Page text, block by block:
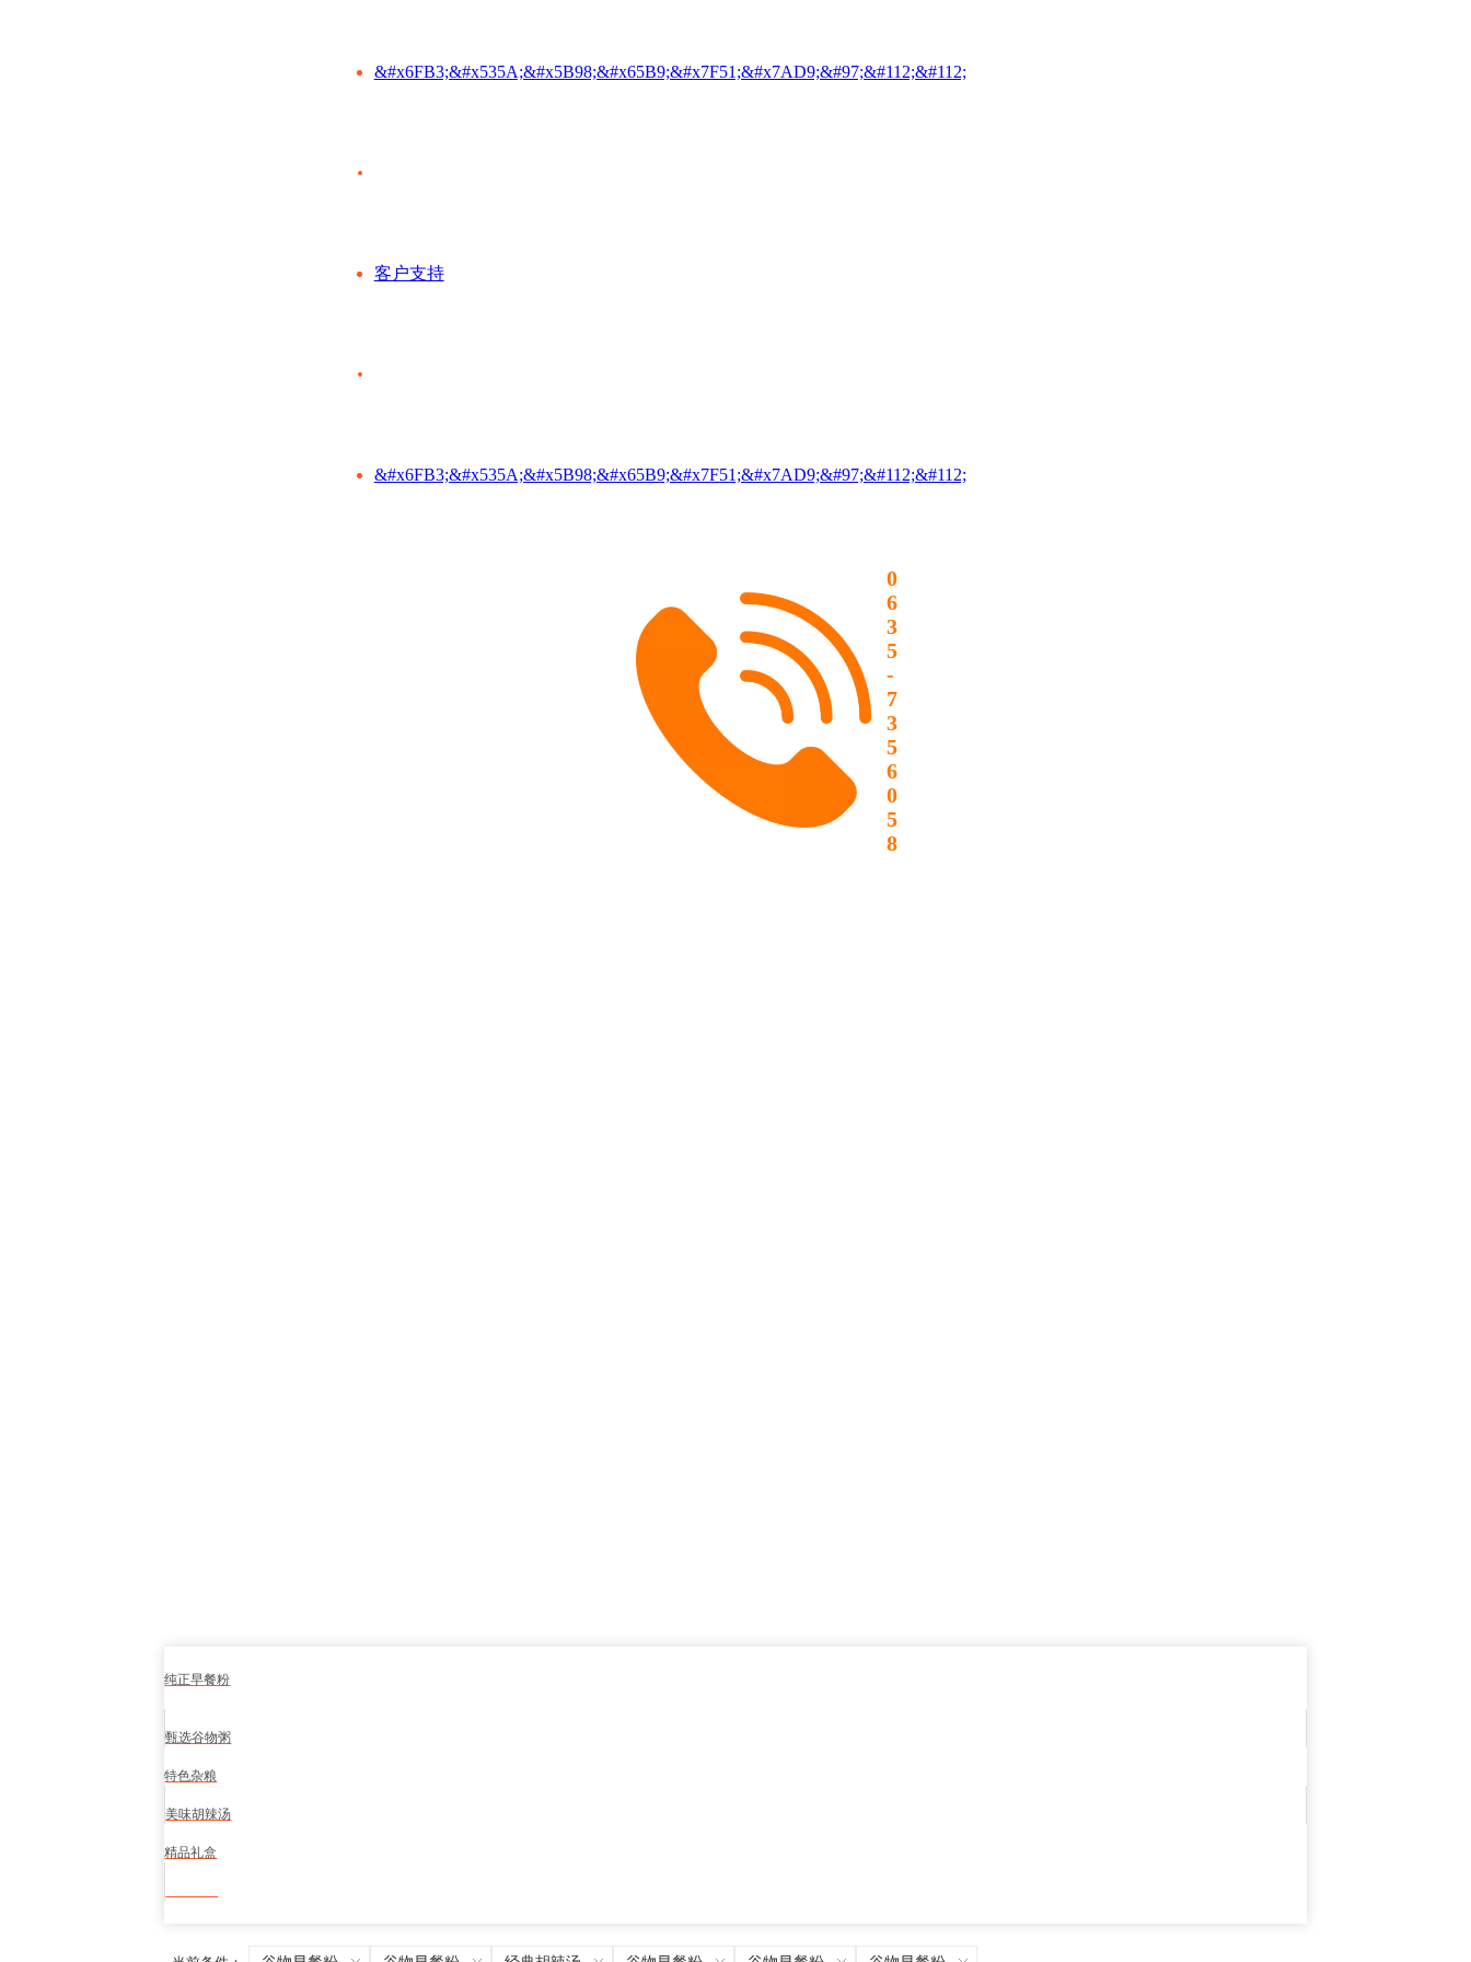
&#x6FB3;&#x535A;&#x5B98;&#x65B9;&#x7F51;&#x7AD9;&#97;&#112;&#112;
客户支持
&#x6FB3;&#x535A;&#x5B98;&#x65B9;&#x7F51;&#x7AD9;&#97;&#112;&#112;
0
6
3
5
-
7
3
5
6
0
5
8
纯正早餐粉
甄选谷物粥
特色杂粮
美味胡辣汤
精品礼盒